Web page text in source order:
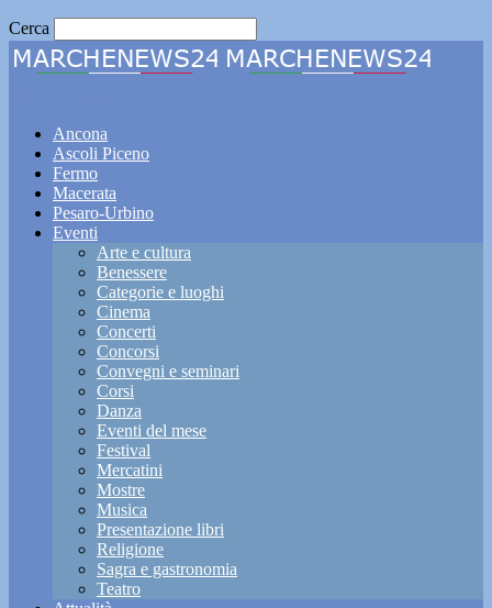
Cerca
Ancona
Ascoli Piceno
Fermo
Macerata
Pesaro-Urbino
Eventi
Arte e cultura
Benessere
Categorie e luoghi
Cinema
Concerti
Concorsi
Convegni e seminari
Corsi
Danza
Eventi del mese
Festival
Mercatini
Mostre
Musica
Presentazione libri
Religione
Sagra e gastronomia
Teatro